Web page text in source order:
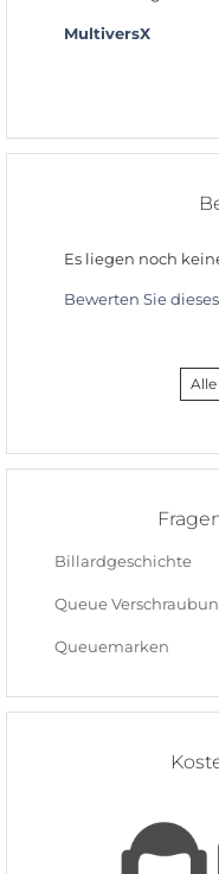
MultiversX
Es liegen noch
Bewerten Sie
Billardgeschichte
Queue
Queuemarken